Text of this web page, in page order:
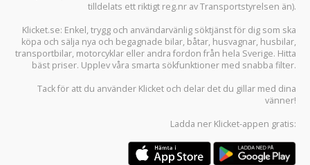
tilldelats ett riktigt reg.nr av Transportstyrelsen än).
Klicket.se: Enkel, trygg och användarvänlig söktjänst för dig som ska
köpa och sälja nya och begagnade bilar, båtar, husvagnar, husbilar,
transportbilar, motorcyklar eller andra fordon från hela Sverige. Hitta
bäst priser. Upplev våra smarta sökfunktioner med snabba filter.
Tack för att du använder Klicket och delar det du gillar med dina
vänner!
Ladda ner Klicket-appen gratis: